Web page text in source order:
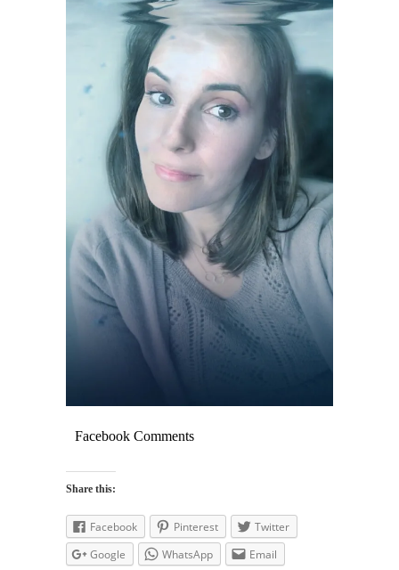
Facebook Comments
Share this:
Facebook Pinterest
Twitter
Google
WhatsApp Email